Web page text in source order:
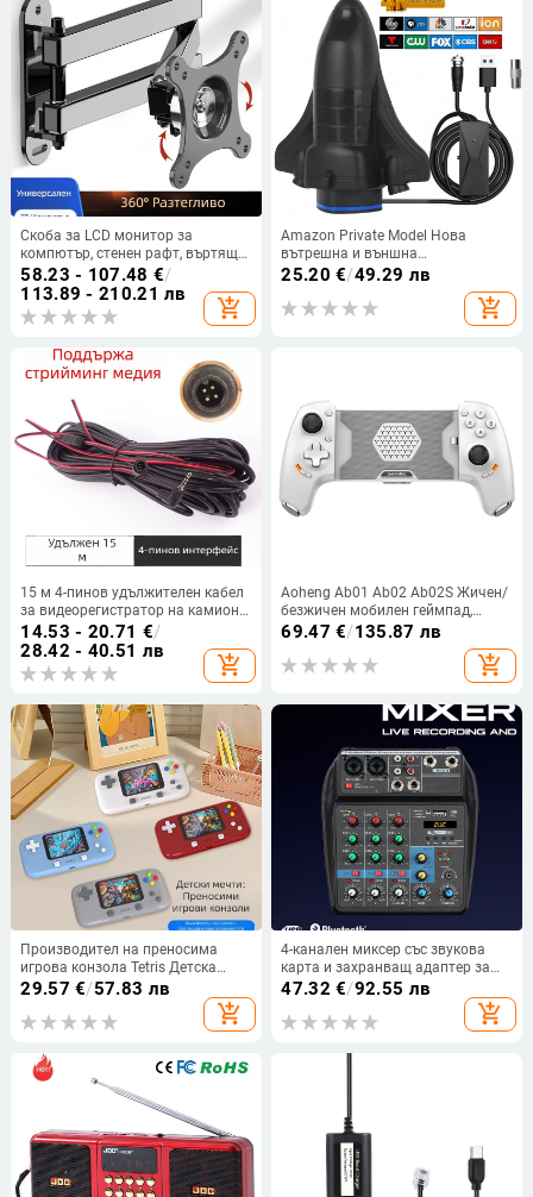
Скоба за LCD монитор за
компютър, стенен рафт, въртящ
се прибиращ се закачалка за
телевизор, универсален стенен
рафт
58.23 - 107.48 €/
113.89 - 210.21 лв
add_shopping_cart
Amazon Private Model Нова
вътрешна и външна
телевизионна антена HDTV
антена DVB-T2 High-Definition
цифрова телевизионна антена
25.20 €/49.29 лв
add_shopping_cart
15 м 4-пинов удължителен кабел
за видеорегистратор на камион и
задна камера
14.53 - 20.71 €/
28.42 - 40.51 лв
add_shopping_cart
Aoheng Ab01 Ab02 Ab02S Жичен/
безжичен мобилен геймпад,
подходящ за мобилни телефони
69.47 €/135.87 лв
add_shopping_cart
Производител на преносима
игрова конзола Tetris Детска
игрова конзола 400 в 1
преносима конзола за
29.57 €/57.83 лв
add_shopping_cart
4-канален миксер със звукова
карта и захранващ адаптер за
караоке и сценични изпълнения,
47.32 €/92.55 лв
add_shopping_cart